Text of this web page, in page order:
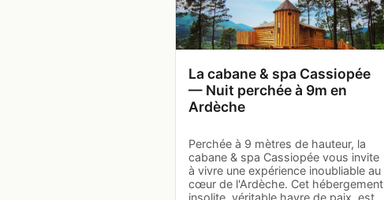
La cabane & spa Cassiopée
— Nuit perchée à 9m en
Ardèche
Perchée à 9 mètres de hauteur, la
cabane & spa Cassiopée vous invite
à vivre une expérience inoubliable au
cœur de l'Ardèche. Cet hébergement
insolite, véritable havre de paix, est